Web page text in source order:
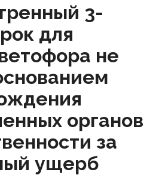
3-
для
не
органов
за
ущерб